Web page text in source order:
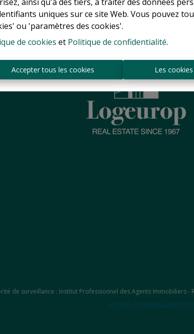
uniques sur ce site Web. Vous pouvez
ou 'paramètres des cookies'.
de cookies et Politique de confidentialité.
Accepter tous les cookies Les
de surveillance : Institut Professionnel des Agents Immobiliers -
Logiciel de transactions